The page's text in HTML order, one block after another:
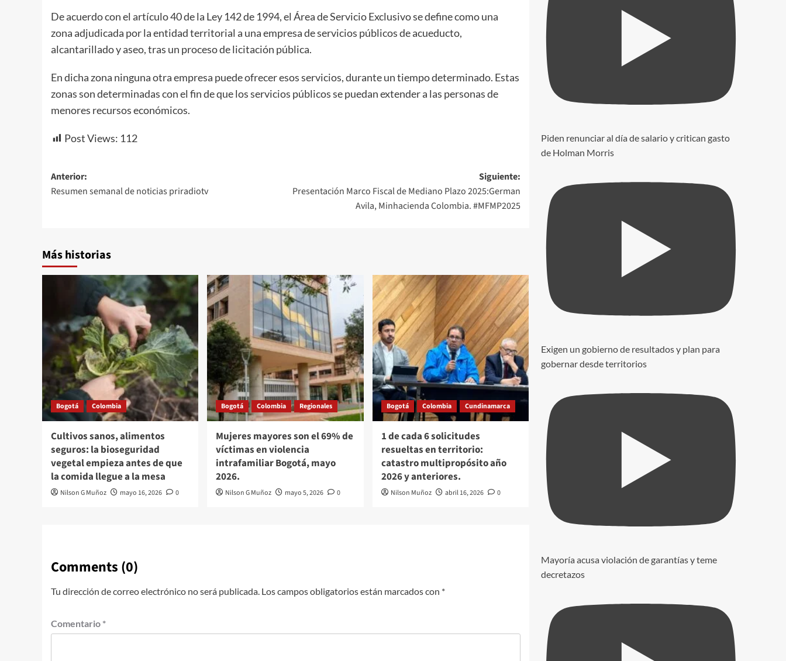
De acuerdo con el artículo 40 de la Ley 142 de 1994, el Área de Servicio Exclusivo se define como una
zona adjudicada por la entidad territorial a una empresa de servicios públicos de acueducto,
alcantarillado y aseo, tras un proceso de licitación pública.
En dicha zona ninguna otra empresa puede ofrecer esos servicios, durante un tiempo determinado. Estas
zonas son determinadas con el fin de que los servicios públicos se puedan extender a las personas de
menores recursos económicos.
Post Views: 112
Navegación
de
Anterior:
Resumen semanal de noticias priradiotv
Siguiente:
Presentación Marco Fiscal de Mediano Plazo 2025:German
Avila, Minhacienda Colombia. #MFMP2025
Más historias
Bogotá Colombia
Cultivos sanos, alimentos
seguros: la bioseguridad
vegetal empieza antes de que
la comida llegue a la mesa
Nilson G Muñoz mayo 16, 2026 0
Bogotá Colombia Regionales
Mujeres mayores son el 69% de
víctimas en violencia
intrafamiliar Bogotá, mayo
2026.
Nilson G Muñoz mayo 5, 2026 0
Bogotá Colombia Cundinamarca
1 de cada 6 solicitudes
resueltas en territorio:
catastro multipropósito año
2026 y anteriores.
Nilson Muñoz abril 16, 2026 0
Comments (0)
Tu dirección de correo electrónico no será publicada. Los campos obligatorios están marcados con *
Comentario *
Piden renunciar al día de salario y critican gasto
de Holman Morris
Exigen un gobierno de resultados y plan para
gobernar desde territorios
Mayoría acusa violación de garantías y teme
decretazos